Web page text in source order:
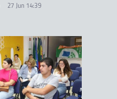
27 Jun 14:39